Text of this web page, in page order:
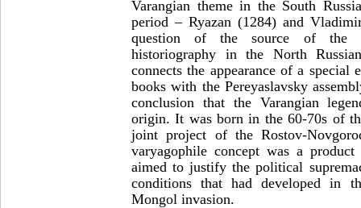
Varangian theme in the South
period – Ryazan (1284) and
question of the source of the
historiography in the North
connects the appearance of a
books with the Pereyaslavsky
conclusion that the Varangian
origin. It was born in the 60-70s of
joint project of the Rostov-
varyagophile concept was a
aimed to justify the political
conditions that had developed in
Mongol invasion.